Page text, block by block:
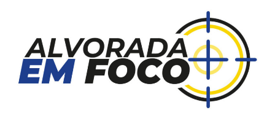
conteúdo